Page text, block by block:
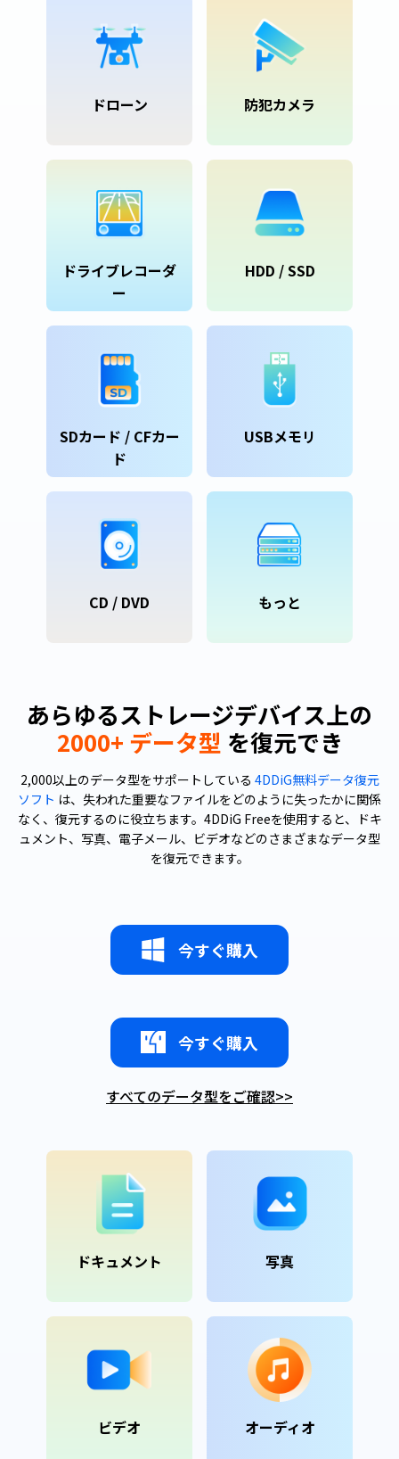
ドローン
ドライブレコーダ
ー
SDカード / CFカー
ド
CD / DVD
防犯カメラ
HDD / SSD
USBメモリ
もっと
あらゆるストレージデバイス上の
2000+ データ型 を復元でき
2,000以上のデータ型をサポートしている 4DDiG無料データ復元
ソフト は、失われた重要なファイルをどのように失ったかに関係
なく、復元するのに役立ちます。4DDiG Freeを使用すると、ドキ
ュメント、写真、電子メール、ビデオなどのさまざまなデータ型
を復元できます。
今すぐ購入
今すぐ購入
すべてのデータ型をご確認>>
ドキュメント
ビデオ
写真
オーディオ